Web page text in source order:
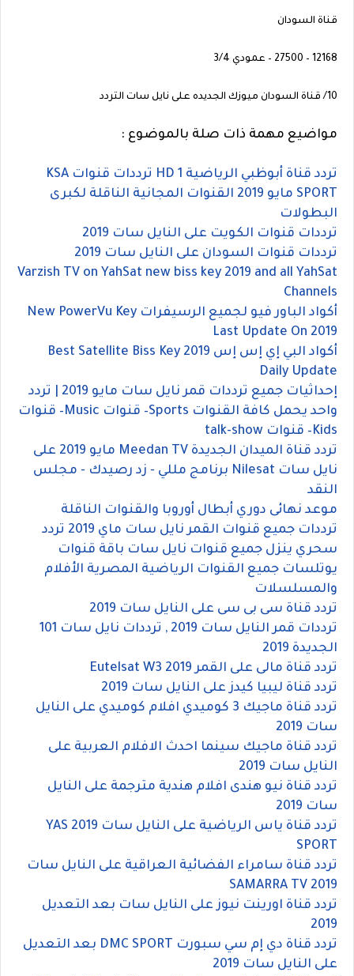
قناة السودان
12168 – 27500 – عمودي 3/4
10/ قناة السودان ميوزك الجديده على نايل سات التردد
مواضيع مهمة ذات صلة بالموضوع :
تردد قناة أبوظبي الرياضية HD 1 ترددات قنوات KSA
SPORT مايو 2019 القنوات المجانية الناقلة لكبرى
البطولات
ترددات قنوات الكويت على النايل سات 2019
ترددات قنوات السودان على النايل سات 2019
Varzish TV on YahSat new biss key 2019 and all YahSat
Channels
أكواد الباور فيو لجميع الرسيفرات New PowerVu Key
Last Update On 2019
أكواد البي إي إس إس 2019 Best Satellite Biss Key
Daily Update
إحداثيات جميع ترددات قمر نايل سات مايو 2019 | تردد
واحد يحمل كافة القنوات Sports– قنوات Music– قنوات
Kids– قنوات talk-show
تردد قناة الميدان الجديدة Meedan TV مايو 2019 على
نايل سات Nilesat برنامج مللي - زد رصيدك - مجلس
النقد
موعد نهائى دوري أبطال أوروبا والقنوات الناقلة
ترددات جميع قنوات القمر نايل سات ماي 2019 تردد
سحري ينزل جميع قنوات نايل سات باقة قنوات
يوتلسات جميع القنوات الرياضية المصرية الأفلام
والمسلسلات
تردد قناة سى بى سى على النايل سات 2019
ترددات قمر النايل سات 2019 , ترددات نايل سات 101
الجديدة 2019
تردد قناة مالى على القمر Eutelsat W3 2019
تردد قناة ليبيا كيدز على النايل سات 2019
تردد قناة ماجيك 3 كوميدي افلام كوميدي على النايل
سات 2019
تردد قناة ماجيك سينما احدث الافلام العربية على
النايل سات 2019
تردد قناة نيو هندى افلام هندية مترجمة على النايل
سات 2019
تردد قناة ياس الرياضية على النايل سات 2019 YAS
SPORT
تردد قناة سامراء الفضائية العراقية على النايل سات
2019 SAMARRA TV
تردد قناة اورينت نيوز على النايل سات بعد التعديل
2019
تردد قناة دي إم سي سبورت DMC SPORT بعد التعديل
على النايل سات 2019